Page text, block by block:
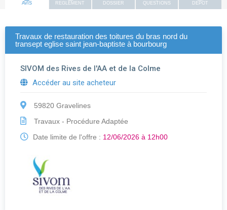
AVIS REGLEMENT DOSSIER QUESTIONS DEPOT
Travaux de restauration des toitures du bras nord du
transept eglise saint jean-baptiste à bourbourg
SIVOM des Rives de l'AA et de la Colme
Accéder au site acheteur
59820 Gravelines
Travaux - Procédure Adaptée
Date limite de l'offre : 12/06/2026 à 12h00